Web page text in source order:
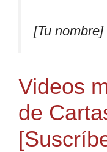
[Tu nombre]
Videos
de